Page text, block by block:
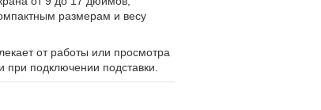
размерам и весу
от работы или просмотра
подключении подставки.